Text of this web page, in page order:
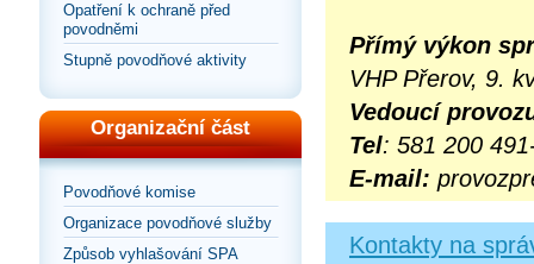
Opatření k ochraně před
povodněmi
Stupně povodňové aktivity
Organizační část
Povodňové komise
Organizace povodňové služby
Způsob vyhlašování SPA
Přímý výkon
VHP Přerov, 9.
Vedoucí
Tel: 581 200
E-mail:
Kontakty na